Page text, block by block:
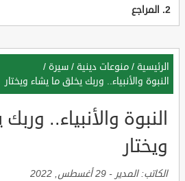
المراجع
الرئيسية / منوعات دينية / سيرة /
النبوة والأنبياء.. وربك يخلق ما يشاء ويختار
النبوة والأنبياء..
ويختار
الكاتب:المدير - 29 أغسطس, 2022